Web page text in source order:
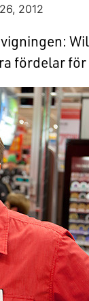
2012
fördelar